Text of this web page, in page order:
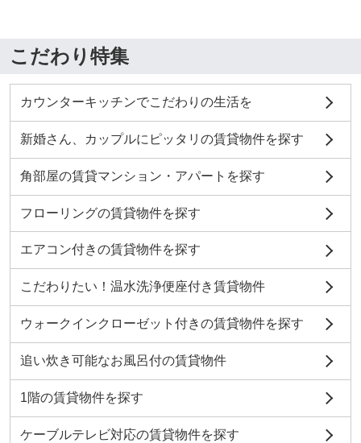
こだわり特集
カウンターキッチンでこだわりの生活を
新婚さん、カップルにピッタリの賃貸物件を探す
角部屋の賃貸マンション・アパートを探す
フローリングの賃貸物件を探す
エアコン付きの賃貸物件を探す
こだわりたい！温水洗浄便座付き賃貸物件
ウォークインクローゼット付きの賃貸物件を探す
追い炊き可能なお風呂付の賃貸物件
1階の賃貸物件を探す
ケーブルテレビ対応の賃貸物件を探す